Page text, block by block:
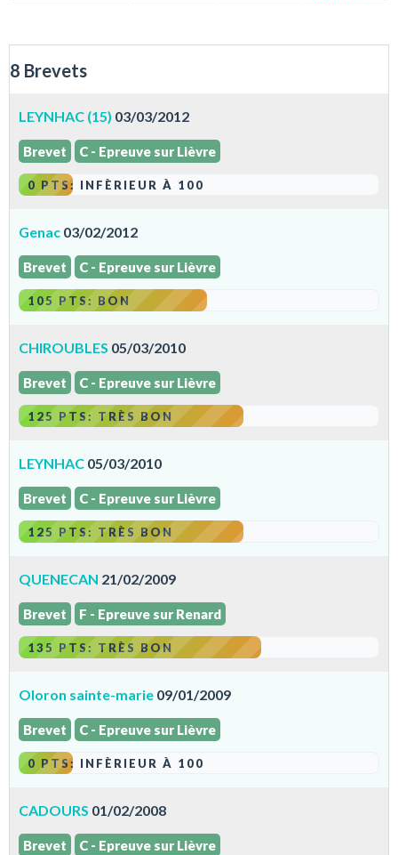
8 Brevets
LEYNHAC (15) 03/03/2012
Brevet C - Epreuve sur Lièvre
0 PTS: INFÈRIEUR À 100
Genac 03/02/2012
Brevet C - Epreuve sur Lièvre
105 PTS: BON
CHIROUBLES 05/03/2010
Brevet C - Epreuve sur Lièvre
125 PTS: TRÈS BON
LEYNHAC 05/03/2010
Brevet C - Epreuve sur Lièvre
125 PTS: TRÈS BON
QUENECAN 21/02/2009
Brevet F - Epreuve sur Renard
135 PTS: TRÈS BON
Oloron sainte-marie 09/01/2009
Brevet C - Epreuve sur Lièvre
0 PTS: INFÈRIEUR À 100
CADOURS 01/02/2008
Brevet C - Epreuve sur Lièvre